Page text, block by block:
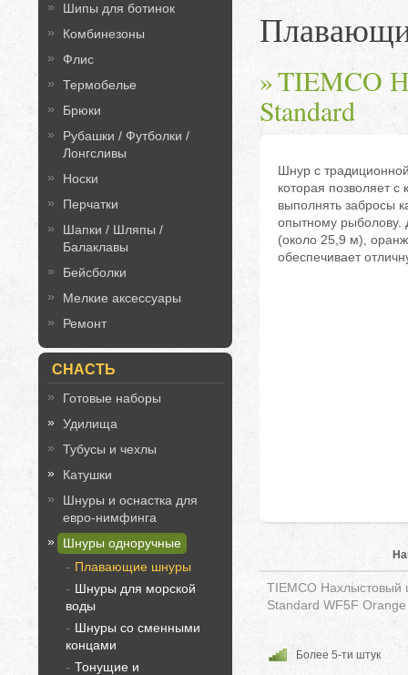
Шипы для ботинок
Комбинезоны
Флис
Термобелье
Брюки
Рубашки / Футболки /
Лонгсливы
Носки
Перчатки
Шапки / Шляпы /
Балаклавы
Бейсболки
Мелкие аксессуары
Ремонт
СНАСТЬ
Готовые наборы
Удилища
Тубусы и чехлы
Катушки
Шнуры и оснастка для
евро-нимфинга
Шнуры одноручные
Плавающие шнуры
Шнуры для морской
воды
Шнуры со сменными
концами
Тонущие и
TIEMCO
Standard
Шнур с
которая позволяет
выполнять забросы
опытному рыболову.
(около 25,9 м),
обеспечивает
TIEMCO Нахлыстовый
Standard WF5F Orange
Более 5-ти штук